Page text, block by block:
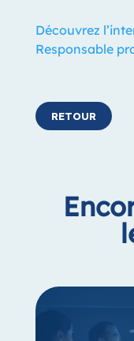
Découvrez
Responsable
RETOUR